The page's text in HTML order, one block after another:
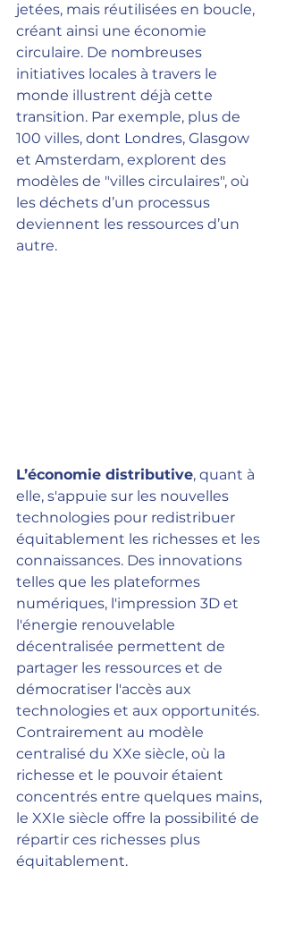
jetées, mais réutilisées en boucle,
créant ainsi une économie
circulaire. De nombreuses
initiatives locales à travers le
monde illustrent déjà cette
transition. Par exemple, plus de
100 villes, dont Londres, Glasgow
et Amsterdam, explorent des
modèles de "villes circulaires", où
les déchets d’un processus
deviennent les ressources d’un
autre.
L’économie distributive, quant à
elle, s'appuie sur les nouvelles
technologies pour redistribuer
équitablement les richesses et les
connaissances. Des innovations
telles que les plateformes
numériques, l'impression 3D et
l'énergie renouvelable
décentralisée permettent de
partager les ressources et de
démocratiser l'accès aux
technologies et aux opportunités.
Contrairement au modèle
centralisé du XXe siècle, où la
richesse et le pouvoir étaient
concentrés entre quelques mains,
le XXIe siècle offre la possibilité de
répartir ces richesses plus
équitablement.